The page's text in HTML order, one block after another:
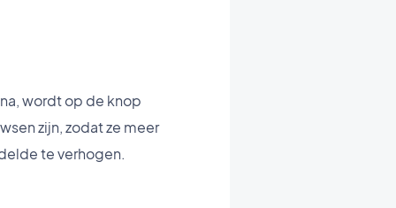
wordt op de knop
zijn, zodat ze meer
te verhogen.